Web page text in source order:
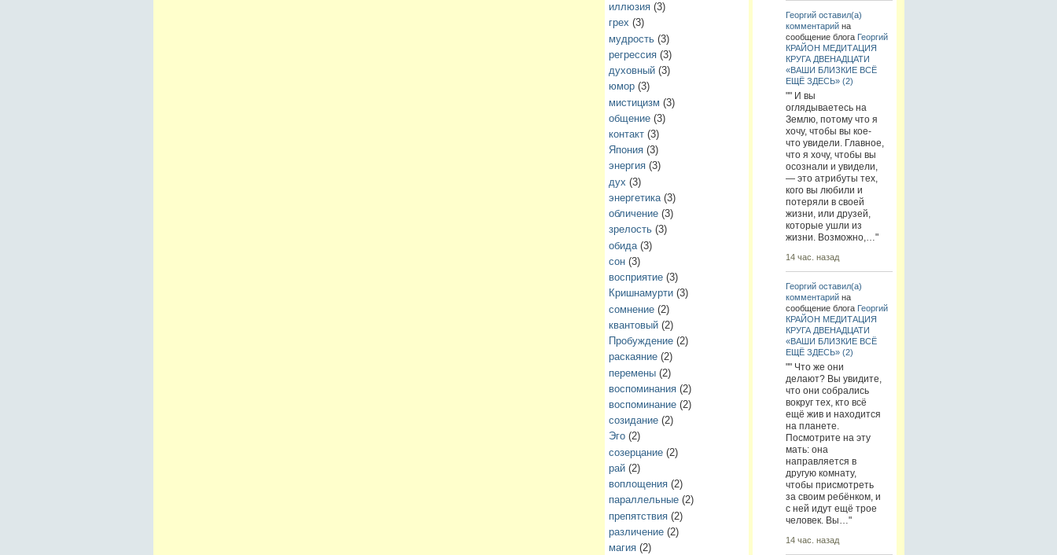
иллюзия(3)
грех (3)
мудрость(3)
регрессия(3)
духовный(3)
юмор(3)
мистицизм (3)
общение(3)
контакт(3)
Япония(3)
энергия(3)
дух (3)
энергетика(3)
обличение(3)
зрелость(3)
обида(3)
сон(3)
восприятие(3)
Кришнамурти(3)
сомнение(2)
квантовый(2)
Пробуждение(2)
раскаяние(2)
перемены(2)
воспоминания(2)
воспоминание(2)
созидание(2)
Эго(2)
созерцание(2)
рай(2)
воплощения(2)
параллельные(2)
препятствия(2)
различение(2)
магия(2)
Георгий оставил(а)
комментарийна
сообщение блога Георгий
КРАЙОН МЕДИТАЦИЯ
КРУГА ДВЕНАДЦАТИ
«ВАШИ БЛИЗКИЕ ВСЁ
ЕЩЁ ЗДЕСЬ» (2)
"" И вы
оглядываетесь на
Землю, потому что я
хочу, чтобы вы кое-
что увидели. Главное,
что я хочу, чтобы вы
осознали и увидели,
— это атрибуты тех,
кого вы любили и
потеряли в своей
жизни, или друзей,
которые ушли из
жизни. Возможно,…"
14 час. назад
Георгий оставил(а)
комментарийна
сообщение блога Георгий
КРАЙОН МЕДИТАЦИЯ
КРУГА ДВЕНАДЦАТИ
«ВАШИ БЛИЗКИЕ ВСЁ
ЕЩЁ ЗДЕСЬ» (2)
"" Что же они
делают? Вы увидите,
что они собрались
вокруг тех, кто всё
ещё жив и находится
на планете.
Посмотрите на эту
мать: она
направляется в
другую комнату,
чтобы присмотреть
за своим ребёнком, и
с ней идут ещё трое
человек. Вы…"
14 час. назад